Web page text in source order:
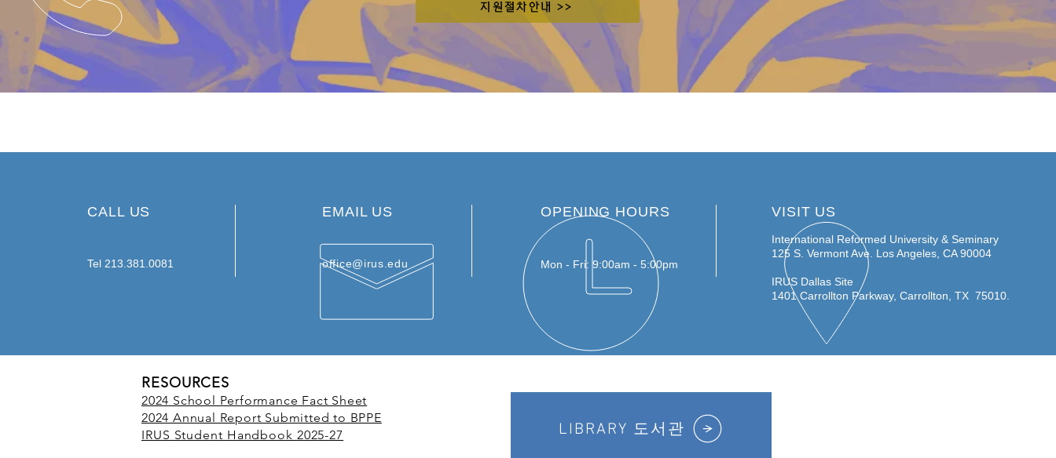
지원절차안내 >>
CALL US
Tel 213.381.0081
EMAIL US
office@irus.edu
OPENING HOURS
Mon - Fri: 9:00am - 5:00pm
VISIT US
International Reformed University & Seminary
125 S. Vermont Ave. Los Angeles, CA 90004
IRUS Dallas Site
1401 Carrollton Parkway, Carrollton, TX 75010.
RESOURCES
2024 School Performance Fact Sheet
2024 Annual Report Submitted to BPPE
IRUS Student Handbook 2025-27
LIBRARY 도서관